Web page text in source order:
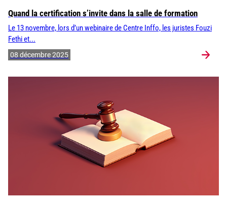
Quand la certification s’invite dans la salle de formation
Le 13 novembre, lors d’un webinaire de Centre Inffo, les juristes Fouzi
Fethi et...
08 décembre 2025